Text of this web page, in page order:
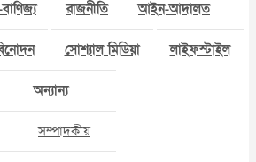
রাজনীতি আইন-আদালত
সোশ্যাল মিডিয়া লাইফস্টাইল
অন্যান্য
সম্পাদকীয়